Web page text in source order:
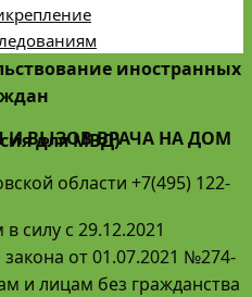
И ВЫЗОВ ВРАЧА НА ДОМ
области +7(495) 122-
иностранных
для МВД)
с 29.12.2021
от 01.07.2021 №274-
и лицам без гражданства